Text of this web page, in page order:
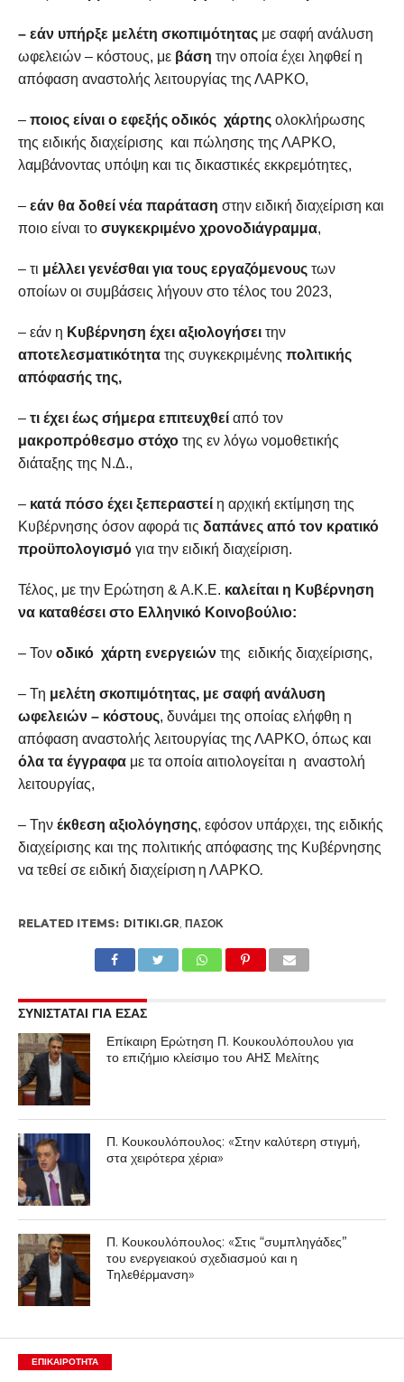
– εάν υπήρξε μελέτη σκοπιμότηταςμε σαφή ανάλυση
ωφελειών – κόστους, με βάση την οποία έχει ληφθεί η
απόφαση αναστολής λειτουργίας της ΛΑΡΚΟ,
– ποιος είναι ο εφεξής οδικός χάρτηςολοκλήρωσης
της ειδικής διαχείρισης και πώλησης της ΛΑΡΚΟ,
λαμβάνοντας υπόψη και τις δικαστικές εκκρεμότητες,
– εάν θα δοθεί νέα παράταση στην ειδική διαχείριση και
ποιο είναι το συγκεκριμένο χρονοδιάγραμμα,
– τι μέλλει γενέσθαι για τους εργαζόμενουςτων
οποίων οι συμβάσεις λήγουν στο τέλος του 2023,
– εάν η Κυβέρνηση έχει αξιολογήσειτην
αποτελεσματικότητατης συγκεκριμένης πολιτικής
απόφασής της,
– τι έχει έως σήμερα επιτευχθείαπό τον
μακροπρόθεσμο στόχοτης εν λόγω νομοθετικής
διάταξης της Ν.Δ.,
– κατά πόσο έχει ξεπεραστείη αρχική εκτίμηση της
Κυβέρνησης όσον αφορά τις δαπάνες από τον κρατικό
προϋπολογισμό για την ειδική διαχείριση.
Τέλος, με την Ερώτηση & Α.Κ.Ε. καλείται η Κυβέρνηση
να καταθέσει στο Ελληνικό Κοινοβούλιο:
– Τον οδικό χάρτη ενεργειώντης ειδικής διαχείρισης,
– Τη μελέτη σκοπιμότητας, με σαφή ανάλυση
ωφελειών – κόστους, δυνάμει της οποίας ελήφθη η
απόφαση αναστολής λειτουργίας της ΛΑΡΚΟ, όπως και
όλα τα έγγραφα με τα οποία αιτιολογείται η αναστολή
λειτουργίας,
– Την έκθεση αξιολόγησης, εφόσον υπάρχει, της ειδικής
διαχείρισης και της πολιτικής απόφασης της Κυβέρνησης
να τεθεί σε ειδική διαχείριση η ΛΑΡΚΟ.
RELATED ITEMS: DITIKI.GR ΠΑΣΟΚ
ΣΥΝΙΣΤΑΤΑΙ ΓΙΑ ΕΣΑΣ
Επίκαιρη Ερώτηση Π. Κουκουλόπουλου για
το επιζήμιο κλείσιμο του ΑΗΣ Μελίτης
Π. Κουκουλόπουλος: «Στην καλύτερη στιγμή,
στα χειρότερα χέρια»
Π. Κουκουλόπουλος: «Στις “συμπληγάδες”
του ενεργειακού σχεδιασμού και η
Τηλεθέρμανση»
ΕΠΙΚΑΙΡΟΤΗΤΑ